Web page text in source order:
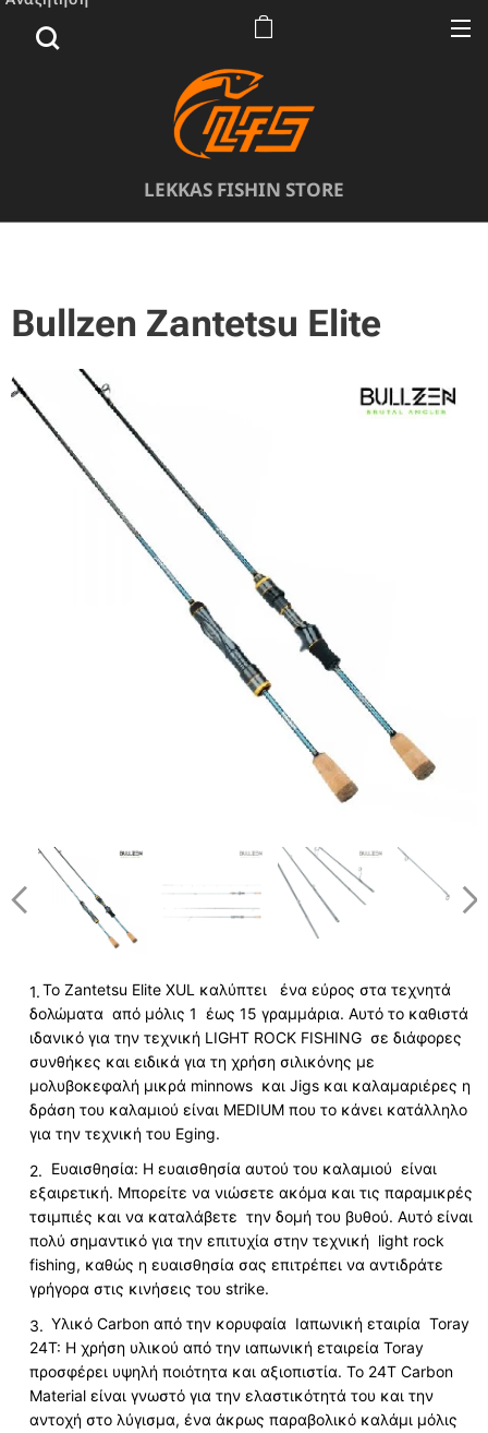
LEKKAS FISHIN STORE
Bullzen Zantetsu Elite
Το Zantetsu Elite XUL καλύπτει ένα εύρος στα τεχνητά
δολώματα από μόλις 1 έως 15 γραμμάρια. Αυτό το καθιστά
ιδανικό για την τεχνική LIGHT ROCK FISHING σε διάφορες
συνθήκες και ειδικά για τη χρήση σιλικόνης με
μολυβοκεφαλή μικρά minnows και Jigs και καλαμαριέρες η
δράση του καλαμιού είναι MEDIUM που το κάνει κατάλληλο
για την τεχνική του Eging.
Ευαισθησία: Η ευαισθησία αυτού του καλαμιού είναι
εξαιρετική. Μπορείτε να νιώσετε ακόμα και τις παραμικρές
τσιμπιές και να καταλάβετε την δομή του βυθού. Αυτό είναι
πολύ σημαντικό για την επιτυχία στην τεχνική light rock
fishing, καθώς η ευαισθησία σας επιτρέπει να αντιδράτε
γρήγορα στις κινήσεις του strike.
Υλικό Carbon από την κορυφαία Ιαπωνική εταιρία Toray
24T: Η χρήση υλικού από την ιαπωνική εταιρεία Toray
προσφέρει υψηλή ποιότητα και αξιοπιστία. Το 24T Carbon
Material είναι γνωστό για την ελαστικότητά του και την
αντοχή στο λύγισμα, ένα άκρως παραβολικό καλάμι μόλις